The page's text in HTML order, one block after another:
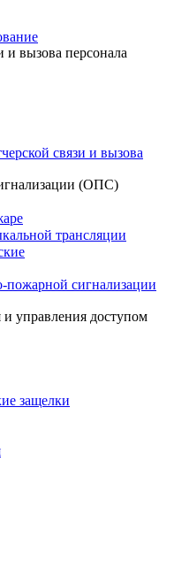
и вызова персонала
связи и вызова
(ОПС)
трансляции
пожарной сигнализации
управления доступом
защелки